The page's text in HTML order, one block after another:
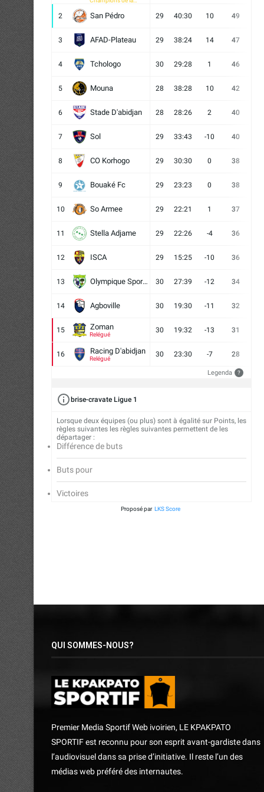
2 San Pédro 29 40:30 10 49
3 AFAD-Plateau 29 38:24 14 47
4 Tchologo 30 29:28 1 46
5 Mouna 28 38:28 10 42
6 Stade D'abidjan 28 28:26 2 40
7 Sol 29 33:43 -10 40
8 CO Korhogo 29 30:30 0 38
9 Bouaké Fc 29 23:23 0 38
10 So Armee 29 22:21 1 37
11 Stella Adjame 29 22:26 -4 36
12 ISCA 29 15:25 -10 36
13 Olympique Sport d'Abobo FC 30 27:39 -12 34
14 Agboville 30 19:30 -11 32
15 Zoman
Relégué
30 19:32 -13 31
16 Racing D'abidjan
Relégué
30 23:30 -7 28
Legenda ?
brise-cravate Ligue 1
Lorsque deux équipes (ou plus) sont à égalité sur Points, les
règles suivantes les règles suivantes permettent de les
départager :
Différence de buts
Buts pour
Victoires
Proposé par LKS Score
QUI SOMMES-NOUS?
Premier Media Sportif Web ivoirien, LE KPAKPATO
SPORTIF est reconnu pour son esprit avant-gardiste dans
l’audiovisuel dans sa prise d’initiative. Il reste l’un des
médias web préféré des internautes.